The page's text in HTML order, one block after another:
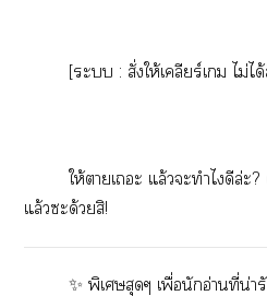
[ะ : สั่งให้เคลียร์เ ไม่ไ
ให้าเะ แล้วะทำไดีล่
แล้วะด้วยสิ!
✨ พิเศษสุดๆ เพื่อนักอ่านที่น่า